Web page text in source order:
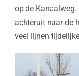
op de
achteruit naar de
veel lijnen